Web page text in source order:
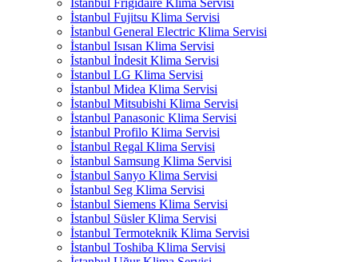
İstanbul Frigidaire Klima Servisi
İstanbul Fujitsu Klima Servisi
İstanbul General Electric Klima Servisi
İstanbul Isısan Klima Servisi
İstanbul İndesit Klima Servisi
İstanbul LG Klima Servisi
İstanbul Midea Klima Servisi
İstanbul Mitsubishi Klima Servisi
İstanbul Panasonic Klima Servisi
İstanbul Profilo Klima Servisi
İstanbul Regal Klima Servisi
İstanbul Samsung Klima Servisi
İstanbul Sanyo Klima Servisi
İstanbul Seg Klima Servisi
İstanbul Siemens Klima Servisi
İstanbul Süsler Klima Servisi
İstanbul Termoteknik Klima Servisi
İstanbul Toshiba Klima Servisi